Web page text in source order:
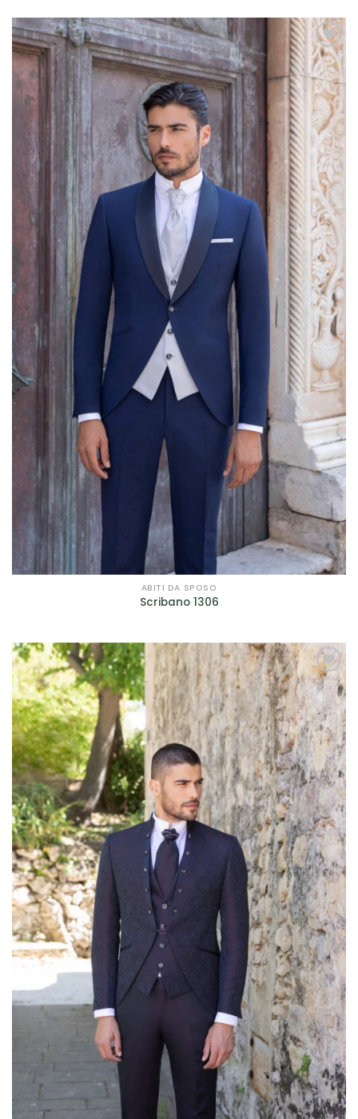
AGGIUNGI
ALLA TUA
LISTA DEI
DESIDERI
ABITI DA SPOSO
Scribano 1306
AGGIUNGI
ALLA TUA
LISTA DEI
DESIDERI